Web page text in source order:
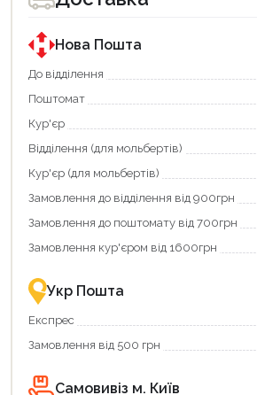
державною
програмою
єКнига.
Використовуйте
карту
щоб
зекономити
та
отримати
переваги!
картою
єКнига
–
зручно
та
вигідно!
державною
програмою
«Національний
кешбек».
покупку
«Національний
кешбек»
та
отримуйте
повернення
Економте
більше
разом
державною
підтримкою!
Нова Пошта
До відділення
Поштомат
Кур'єр
Відділення (для мольбертів)
Кур'єр (для мольбертів)
Замовлення до відділення від 900грн
Замовлення до поштомату від 700грн
Замовлення кур'єром від 1600грн
Укр Пошта
Експрес
Замовлення від 500 грн
Самовивіз м. Київ